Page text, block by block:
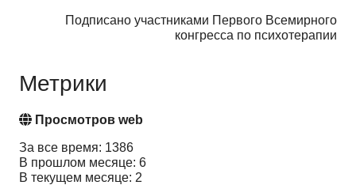
Подписано участниками Первого Всемирного
конгресса по психотерапии
Метрики
Просмотров web
За все время: 1386
В прошлом месяце: 6
В текущем месяце: 2